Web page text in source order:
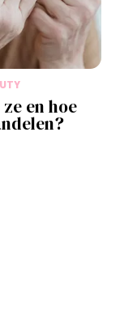
en hoe